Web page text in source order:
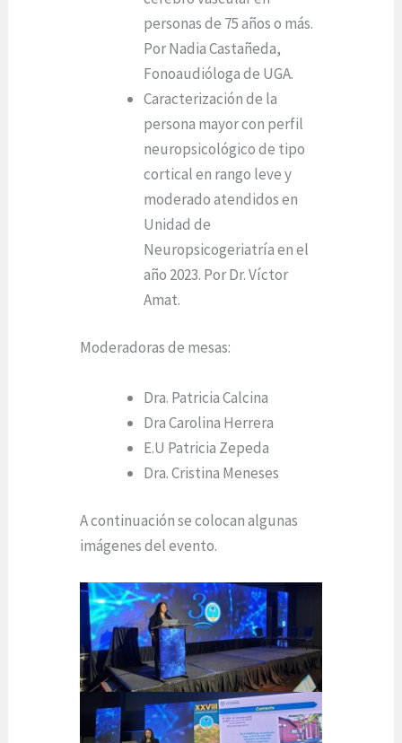
personas de 75 años o más.
Por Nadia Castañeda,
Fonoaudióloga de UGA.
Caracterización de la
persona mayor con perfil
neuropsicológico de tipo
cortical en rango leve y
moderado atendidos en
Unidad de
Neuropsicogeriatría en el
año 2023. Por Dr. Víctor
Amat.
Moderadoras de mesas:
Dra. Patricia Calcina
Dra Carolina Herrera
E.U Patricia Zepeda
Dra. Cristina Meneses
A continuación se colocan algunas
imágenes del evento.